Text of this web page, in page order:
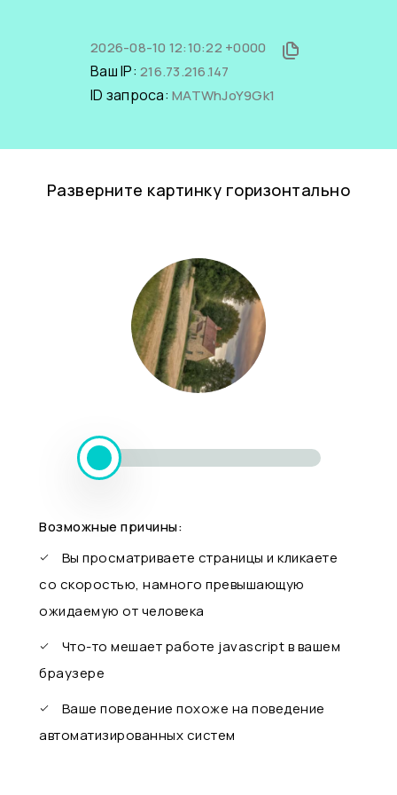
2026-08-10 12:10:22 +0000
Ваш IP: 216.73.216.147
ID запроса: MATWhJoY9Gk1
Разверните картинку горизонтально
Возможные причины:
Вы просматриваете страницы и кликаете
со скоростью, намного превышающую
ожидаемую от человека
Что-то мешает работе javascript в вашем
браузере
Ваше поведение похоже на поведение
автоматизированных систем